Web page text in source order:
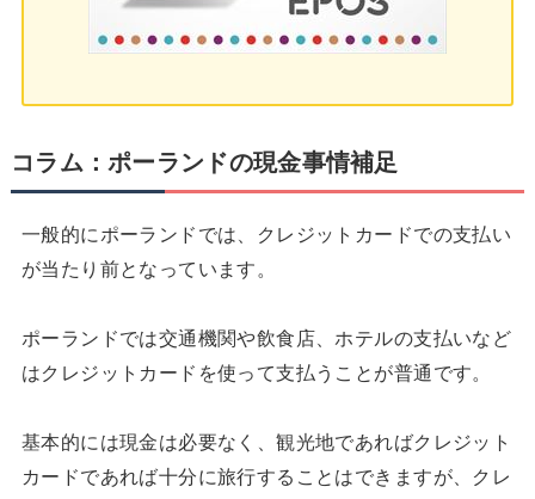
コラム：ポーランドの現金事情補足
一般的にポーランドでは、クレジットカードでの支払い
が当たり前となっています。
ポーランドでは交通機関や飲食店、ホテルの支払いなど
はクレジットカードを使って支払うことが普通です。
基本的には現金は必要なく、観光地であればクレジット
カードであれば十分に旅行することはできますが、クレ